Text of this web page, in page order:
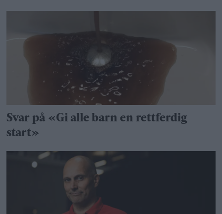
Svar på «Gi alle barn en rettferdig
start»